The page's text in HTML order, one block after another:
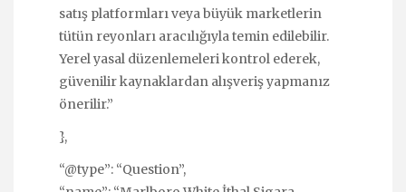
satış platformları veya büyük marketlerin
tütün reyonları aracılığıyla temin edilebilir.
Yerel yasal düzenlemeleri kontrol ederek,
güvenilir kaynaklardan alışveriş yapmanız
önerilir.”
},
“@type”: “Question”,